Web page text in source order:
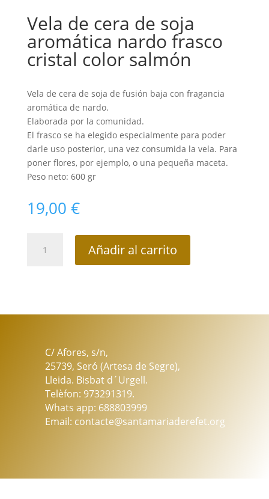
Vela de cera de soja
aromática nardo frasco
cristal color salmón
Vela de cera de soja de fusión baja con fragancia
aromática de nardo.
Elaborada por la comunidad.
El frasco se ha elegido especialmente para poder
darle uso posterior, una vez consumida la vela. Para
poner flores, por ejemplo, o una pequeña maceta.
Peso neto: 600 gr
19,00 €
cristal
color
salmón
cantidad
Añadir al carrito
C/ Afores, s/n,
25739, Seró (Artesa de Segre),
Lleida. Bisbat d´Urgell.
Telèfon: 973291319.
Whats app: 688803999
Email: contacte@santamariaderefet.org